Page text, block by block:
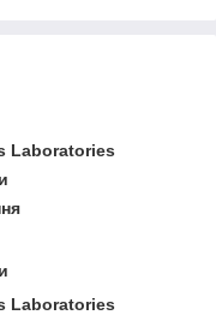
Laboratories
Laboratories